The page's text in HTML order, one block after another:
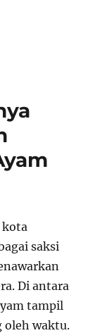
kota
saksi
Di antara
tampil
oleh waktu.